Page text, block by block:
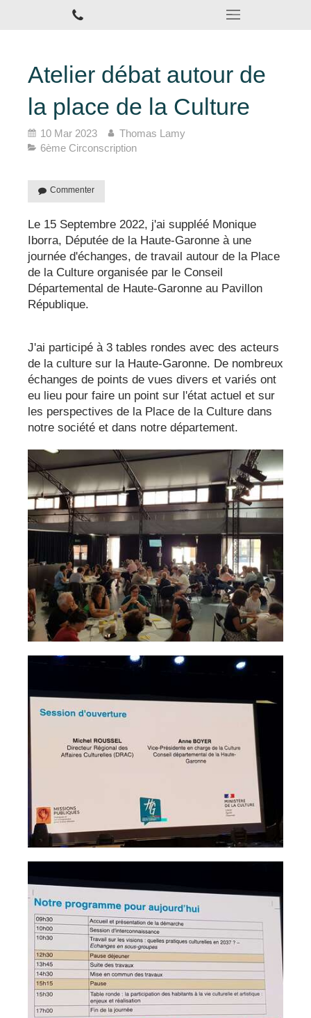
Atelier débat autour de
la place de la Culture
10 Mar 2023
Thomas Lamy
6ème Circonscription
Commenter
Le 15 Septembre 2022, j'ai suppléé Monique
Iborra, Députée de la Haute-Garonne à une
journée d'échanges, de travail autour de la Place
de la Culture organisée par le Conseil
Départemental de Haute-Garonne au Pavillon
République.
J'ai participé à 3 tables rondes avec des acteurs
de la culture sur la Haute-Garonne. De nombreux
échanges de points de vues divers et variés ont
eu lieu pour faire un point sur l'état actuel et sur
les perspectives de la Place de la Culture dans
notre société et dans notre département.